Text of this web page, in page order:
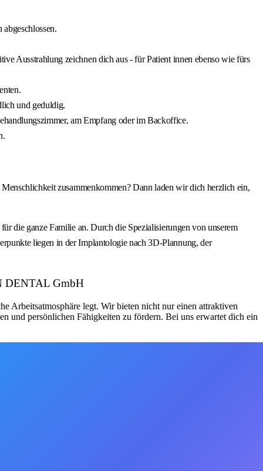
Ausstrahlung zeichnen dich aus - für Patient innen ebenso wie fürs
und geduldig.
am Empfang oder im Backoffice.
zusammenkommen? Dann laden wir dich herzlich ein,
die ganze Familie an. Durch die Spezialisierungen von unserem
liegen in der Implantologie nach 3D-Plannung, der
DENTAL GmbH
Arbeitsatmosphäre legt. Wir bieten nicht nur einen attraktiven
und persönlichen Fähigkeiten zu fördern. Bei uns erwartet dich ein